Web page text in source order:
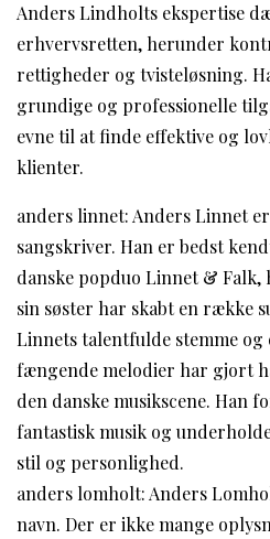
Anders Lindholts ekspertise
erhvervsretten, herunder
rettigheder og tvisteløsning.
grundige og professionelle
evne til at finde effektive og
klienter.
anders linnet: Anders Linnet
sangskriver. Han er bedst
danske popduo Linnet & Falk,
sin søster har skabt en række
Linnets talentfulde stemme og
fængende melodier har gjort
den danske musikscene. Han
fantastisk musik og
stil og personlighed.
anders lomholt: Anders
navn. Der er ikke mange